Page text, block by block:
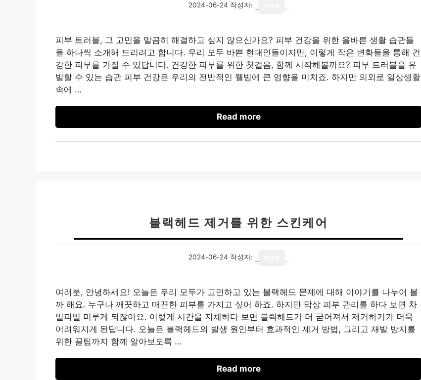
2024-06-24 작성자:
피부 트러블, 그 고민을 말끔히 해결하고 싶지 않으신가요? 피부 건강을 위한 올바른 생활 습관들
을 하나씩 소개해 드리려고 합니다. 우리 모두 바쁜 현대인들이지만, 이렇게 작은 변화들을 통해 건
강한 피부를 가질 수 있답니다. 건강한 피부를 위한 첫걸음, 함께 시작해볼까요? 피부 트러블을 유
발할 수 있는 습관 피부 건강은 우리의 전반적인 웰빙에 큰 영향을 미치죠. 하지만 의외로 일상생활
속에 …
Read more
블랙헤드 제거를 위한 스킨케어
2024-06-24 작성자:
여러분, 안녕하세요! 오늘은 우리 모두가 고민하고 있는 블랙헤드 문제에 대해 이야기를 나누어 볼
까 해요. 누구나 깨끗하고 매끈한 피부를 가지고 싶어 하죠. 하지만 막상 피부 관리를 하다 보면 차
일피일 미루게 되잖아요. 이렇게 시간을 지체하다 보면 블랙헤드가 더 굳어져서 제거하기가 더욱
어려워지게 된답니다. 오늘은 블랙헤드의 발생 원인부터 효과적인 제거 방법, 그리고 재발 방지를
위한 꿀팁까지 함께 알아보도록 …
Read more